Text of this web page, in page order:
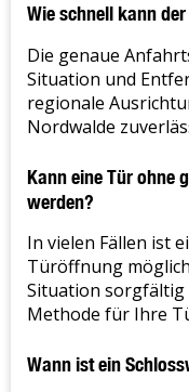
Wie schnell kann
Die genaue
Situation und
regionale
Nordwalde
Kann eine Tür ohne
werden?
In vielen Fällen ist
Türöffnung
Situation sorgfältig
Methode für Ihre
Wann ist ein